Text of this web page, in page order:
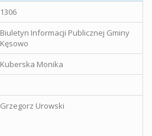
1306
Biuletyn Informacji Publicznej Gminy
Kęsowo
Kuberska Monika
Grzegorz Urowski